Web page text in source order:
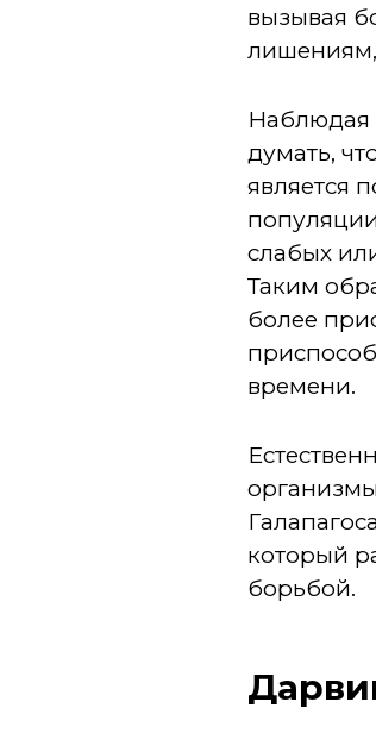
вызывая
Наблюдая
думать,
является
слабых
Таким
более
времени.
который
борьбой.